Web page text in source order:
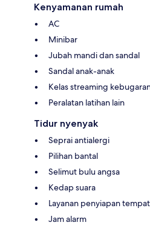
Kenyamanan rumah
AC
Minibar
Jubah mandi dan sandal
Sandal anak-anak
Kelas streaming
Peralatan latihan lain
Tidur nyenyak
Seprai antialergi
Pilihan bantal
Selimut bulu angsa
Kedap suara
Layanan penyiapan
Jam alarm